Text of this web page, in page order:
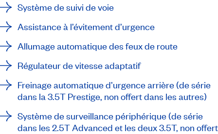
Système de suivi de voie
Assistance à l’évitement d’urgence
Allumage automatique des feux de route
Régulateur de vitesse adaptatif
Freinage automatique d’urgence arrière (de série
dans la 3.5T Prestige, non offert dans les autres)
Système de surveillance périphérique (de série
dans les 2.5T Advanced et les deux 3.5T, non offert